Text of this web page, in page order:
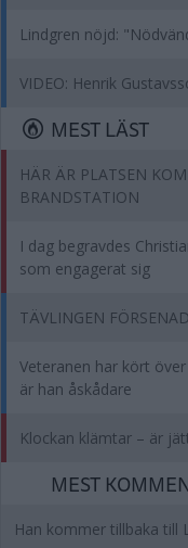
Lindgren nöjd:
VIDEO: Henrik
MEST LÄST
HÄR ÄR PLATSEN
BRANDSTATION
I dag begravdes
som engagerat sig
TÄVLINGEN
Veteranen har kört
är han åskådare
Klockan klämtar – är
MEST
Han kommer tillbaka till